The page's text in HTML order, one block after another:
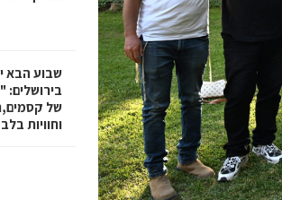
שבוע הבא
של
וחוויות